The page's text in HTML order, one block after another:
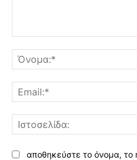
αποθηκεύστε το όνομα, το